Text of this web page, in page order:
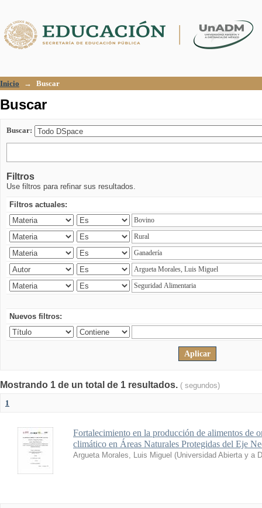
Inicio → Buscar
Buscar
Buscar:
Filtros
Use filtros para refinar sus resultados.
Filtros actuales:
Nuevos filtros:
Mostrando 1 de un total de 1 resultados. ( segundos)
1
Fortalecimiento en la producción de alimentos de
climático en Áreas Naturales Protegidas del Eje
Argueta Morales, Luis Miguel (Universidad Abierta y a